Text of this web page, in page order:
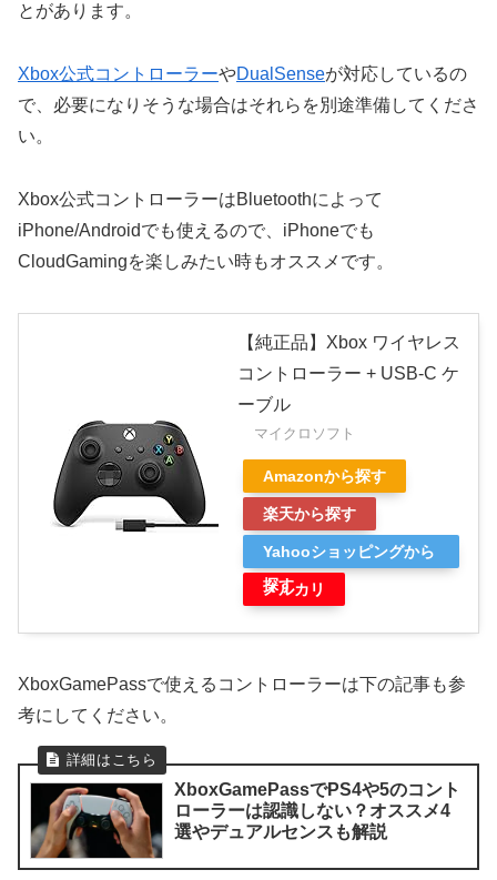
とがあります。
Xbox公式コントローラーやDualSenseが対応しているの
で、必要になりそうな場合はそれらを別途準備してくださ
い。
Xbox公式コントローラーはBluetoothによって
iPhone/Androidでも使えるので、iPhoneでも
CloudGamingを楽しみたい時もオススメです。
【純正品】Xbox ワイヤレス
コントローラー + USB-C ケ
ーブル
マイクロソフト
Amazonから探す
楽天から探す
Yahooショッピングから
探す
メルカリ
XboxGamePassで使えるコントローラーは下の記事も参
考にしてください。
XboxGamePassでPS4や5のコント
ローラーは認識しない？オススメ4
選やデュアルセンスも解説